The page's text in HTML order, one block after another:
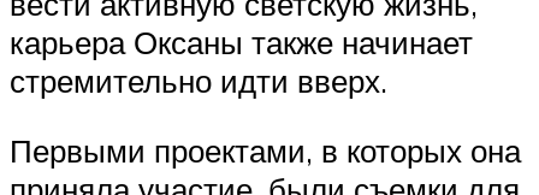
карьера Оксаны также начинает
стремительно идти вверх.
Первыми проектами, в которых она